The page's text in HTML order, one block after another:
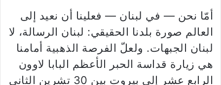
أمّا نحن — في لبنان — فعلينا أن نعيد إلى
العالم صورة بلدنا الحقيقي: لبنان الرسالة، لا
لبنان الجبهات. ولعلّ الفرصة الذهبية أمامنا
هي زيارة قداسة الحبر الأعظم البابا لاوون
الرابع عشر إلى بيروت بين 30 تشرين الثاني